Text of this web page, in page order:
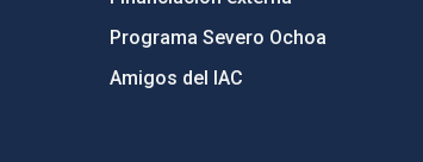
Programa Severo Ochoa
Amigos del IAC